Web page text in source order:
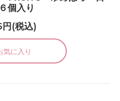
個入り
(税込)